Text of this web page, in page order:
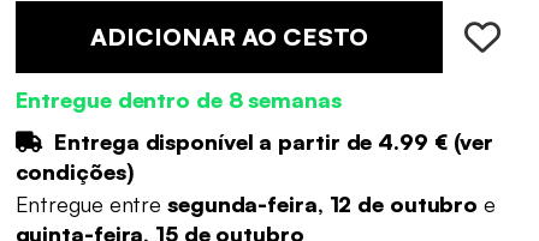
ADICIONAR AO CESTO
Entregue dentro de 8 semanas
Entrega disponível a partir de 4.99 €(ver
condições)
Entregue entre segunda-feira, 12 de outubroe
quinta-feira, 15 de outubro